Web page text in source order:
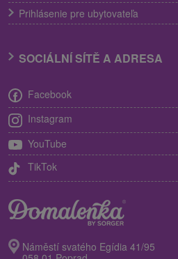
Prihlásenie pre ubytovateľa
SOCIÁLNÍ SÍTĚ A ADRESA
Facebook
Instagram
YouTube
TikTok
Náměstí svatého Egídia 41/95